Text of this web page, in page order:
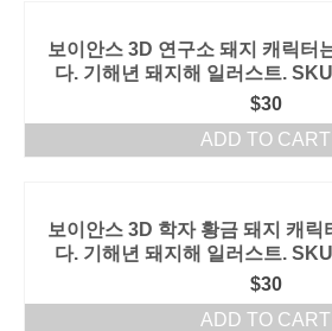
보이안스 3D 연구소 돼지 캐릭터
다. 기해년 돼지해 일러스트.
$30
ADD TO CART
보이안스 3D 학자 황금 돼지 캐릭
다. 기해년 돼지해 일러스트.
$30
ADD TO CART